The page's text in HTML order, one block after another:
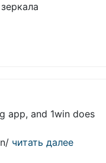
app, and 1win does
читать далее